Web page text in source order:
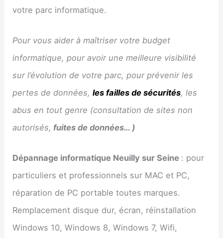
votre parc informatique.
Pour vous aider à maîtriser votre budget
informatique, pour avoir une meilleure visibilité
sur l’évolution de votre parc, pour prévenir les
pertes de données,les failles de sécurités, les
abus en tout genre (consultation de sites non
autorisés, fuites de données… )
Dépannage informatique Neuilly sur Seine : pour
particuliers et professionnels sur MAC et PC,
réparation de PC portable toutes marques.
Remplacement disque dur, écran, réinstallation
Windows 10, Windows 8, Windows 7, Wifi,